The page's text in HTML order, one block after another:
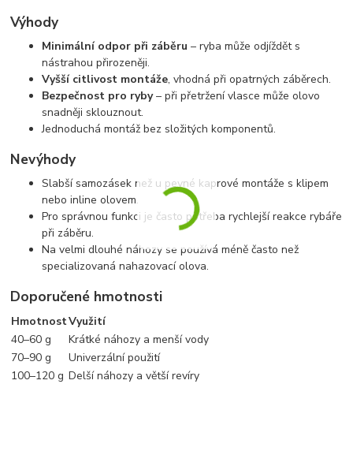
Výhody
Minimální odpor při záběru – ryba může odjíždět s
nástrahou přirozeněji.
Vyšší citlivost montáže, vhodná při opatrných záběrech.
Bezpečnost pro ryby– při přetržení vlasce může olovo
snadněji sklouznout.
Jednoduchá montáž bez složitých komponentů.
Nevýhody
Slabší samozásek než u pevné kaprové montáže s klipem
nebo inline olovem.
Pro správnou funkci je často potřeba rychlejší reakce rybáře
při záběru.
Na velmi dlouhé náhozy se používá méně často než
specializovaná nahazovací olova.
Doporučené hmotnosti
HmotnostVyužití
40–60 g
Krátké náhozy a menší vody
70–90 g
Univerzální použití
100–120 g Delší náhozy a větší revíry